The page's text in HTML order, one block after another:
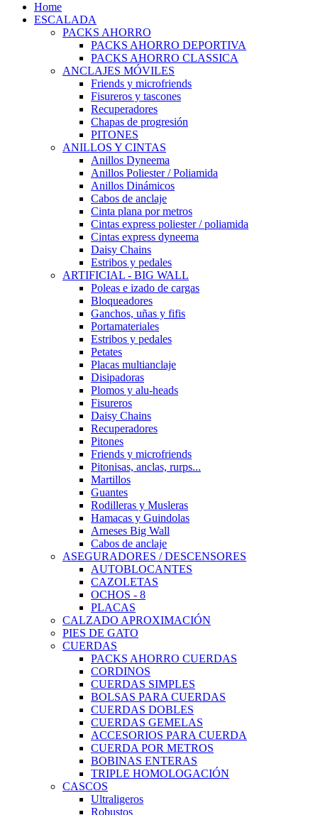
Home
ESCALADA
PACKS AHORRO
PACKS AHORRO DEPORTIVA
PACKS AHORRO CLASSICA
ANCLAJES MÓVILES
Friends y microfriends
Fisureros y tascones
Recuperadores
Chapas de progresión
PITONES
ANILLOS Y CINTAS
Anillos Dyneema
Anillos Poliester / Poliamida
Anillos Dinámicos
Cabos de anclaje
Cinta plana por metros
Cintas express poliester / poliamida
Cintas express dyneema
Daisy Chains
Estribos y pedales
ARTIFICIAL - BIG WALL
Poleas e izado de cargas
Bloqueadores
Ganchos, uñas y fifis
Portamateriales
Estribos y pedales
Petates
Placas multianclaje
Disipadoras
Plomos y alu-heads
Fisureros
Daisy Chains
Recuperadores
Pitones
Friends y microfriends
Pitonisas, anclas, rurps...
Martillos
Guantes
Rodilleras y Musleras
Hamacas y Guindolas
Arneses Big Wall
Cabos de anclaje
ASEGURADORES / DESCENSORES
AUTOBLOCANTES
CAZOLETAS
OCHOS - 8
PLACAS
CALZADO APROXIMACIÓN
PIES DE GATO
CUERDAS
PACKS AHORRO CUERDAS
CORDINOS
CUERDAS SIMPLES
BOLSAS PARA CUERDAS
CUERDAS DOBLES
CUERDAS GEMELAS
ACCESORIOS PARA CUERDA
CUERDA POR METROS
BOBINAS ENTERAS
TRIPLE HOMOLOGACIÓN
CASCOS
Ultraligeros
Robustos